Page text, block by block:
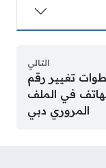
التالي
تغيير رقم
في الملف
المروري دبي